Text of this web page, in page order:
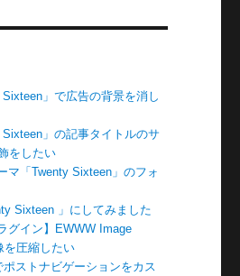
」で広告の背景を消し
」の記事タイトルのサ
をしたい
マ「Twenty Sixteen」のフォ
Sixteen 」にしてみました
グイン】EWWW Image
を圧縮したい
ストナビゲーションをカス